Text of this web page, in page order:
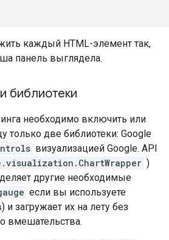
каждый HTML-элемент так,
панель выглядела.
библиотеки
необходимо включить или
только две библиотеки: Google
визуализацией Google. API
)
другие необходимые
если вы используете
загружает их на лету без
вмешательства.